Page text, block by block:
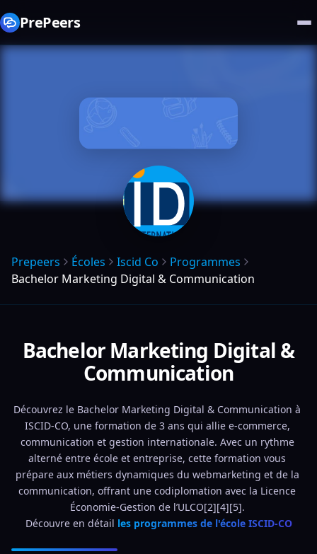
PrePeers
Prepeers Écoles Iscid Co
Programmes
Bachelor Marketing Digital & Communication
Bachelor Marketing Digital &
Communication
Découvrez le Bachelor Marketing Digital & Communication à
ISCID-CO, une formation de 3 ans qui allie e-commerce,
communication et gestion internationale. Avec un rythme
alterné entre école et entreprise, cette formation vous
prépare aux métiers dynamiques du webmarketing et de la
communication, offrant une codiplomation avec la Licence
Économie-Gestion de l’ULCO[2][4][5].
Découvre en détail les programmes de l'école ISCID-CO